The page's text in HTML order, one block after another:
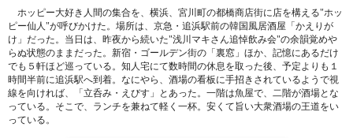
ホッピー大好き人間の集合を、横浜、宮川町の都橋商店街に店を構える"ホッ
ピー仙人"が呼びかけた。場所は、京急・追浜駅前の韓国風居酒屋「かえりが
け」だった。当日は、昨夜から続いた"浅川マキさん追悼飲み会"の余韻覚めや
らぬ状態のままだった。新宿・ゴールデン街の「裏窓」ほか、記憶にあるだけ
でも５軒ほど巡っている。知人宅にて数時間の休息を取った後、予定よりも１
時間半前に追浜駅へ到着。なにやら、酒場の看板に手招きされているようで視
線を向ければ、「立呑み・えびす」とあった。一階は魚屋で、二階が酒場とな
っている。そこで、ランチを兼ねて軽く一杯。安くて旨い大衆酒場の王道をい
っている。